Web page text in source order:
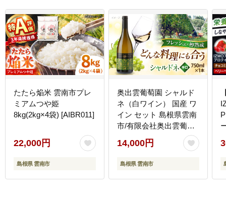
たたら焔米 雲南市プレ
ミアムつや姫
8kg(2kg×4袋) [AIBR011]
22,000円
島根県 雲南市
奥出雲葡萄園 シャルド
ネ（白ワイン） 国産 ワ
イン セット 島根県雲南
市/有限会社奥出雲葡萄
園 [AICS050]
14,000円
島根県 雲南市